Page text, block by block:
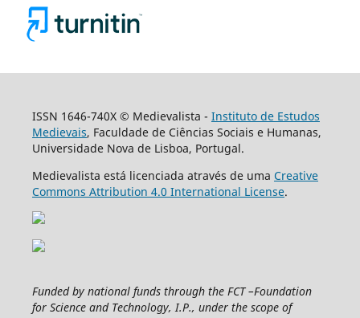
ISSN 1646-740X © Medievalista - Instituto de Estudos
Medievais, Faculdade de Ciências Sociais e Humanas,
Universidade Nova de Lisboa, Portugal.
Medievalista está licenciada através de uma Creative
Commons Attribution 4.0 International License.
Funded by national funds through the FCT –Foundation
for Science and Technology, I.P., under the scope of